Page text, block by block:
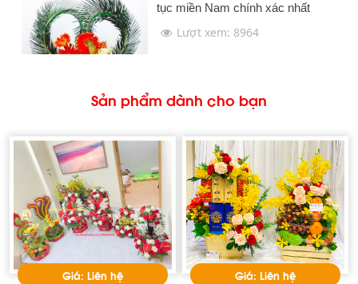
tục miền Nam chính xác nhất
Lượt xem: 8964
Sản phẩm dành cho bạn
Giá: Liên hệ Giá: Liên hệ